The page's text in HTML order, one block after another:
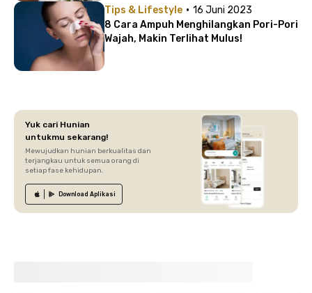
Tips & Lifestyle · 16 Juni 2023
8 Cara Ampuh Menghilangkan Pori-Pori
Wajah, Makin Terlihat Mulus!
Yuk cari Hunian
untukmu sekarang!
Mewujudkan hunian berkualitas dan
terjangkau untuk semua orang di
setiap fase kehidupan.
Download Aplikasi